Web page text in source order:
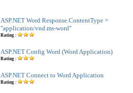
ASP.NET Word Response.ContentType =
"application/vnd.ms-word"
Rating :
ASP.NET Config Word (Word Application)
Rating :
ASP.NET Connect to Word Application
Rating :